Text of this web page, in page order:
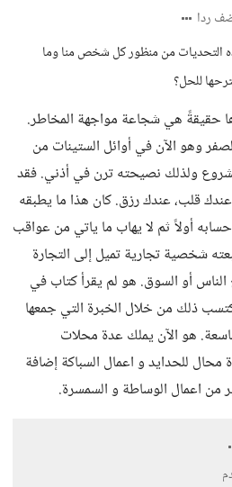
ردا
التحديات من منظور كل شخص منا وما
للحل؟
حقيقةً هي شجاعة مواجهة المخاطر.
وهو الآن في أوائل الستينات من
ولذلك نصيحته ترن في أذني. فقد
قلب، عندك رزق. كان هذا ما يطبقه
أولاً ثم لا يهاب ما ياتي من عواقب
شخصية تجارية تميل إلى التجارة
أو السوق. هو لم يقرأ كتاب في
ذلك من خلال الخبرة التي جمعها
هو الآن يملك عدة محلات
محال للحدايد و اعمال السباكة إضافة
من اعمال الوساطة و السمسرة.